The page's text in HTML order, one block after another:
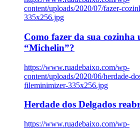
content/uploads/2020/07/fazer-
335x256.jpg
Como fazer da sua cozinha
“Michelin”?
https://www.ruadebaixo.com/wp-
content/uploads/2020/06/herdade-
fileminimizer-335x256.jpg
Herdade dos Delgados
https://www.ruadebaixo.com/wp-